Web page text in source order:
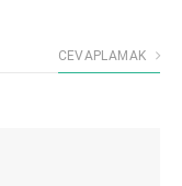
CEVAPLAMAK